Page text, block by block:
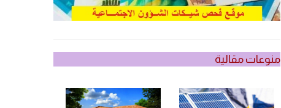
منوعات مقالية